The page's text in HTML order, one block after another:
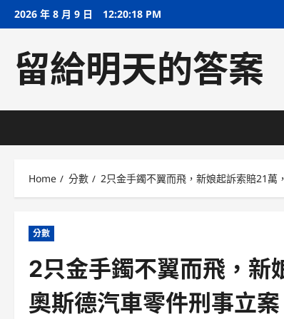
Skip2026 年 8 月 9 日 12:20:19 PM
留給明天的答案
Home 分數 2只金手鐲不翼而飛，新娘起訴索賠21萬
分數
2只金手鐲不翼而飛，新
奧斯德汽車零件刑事立案